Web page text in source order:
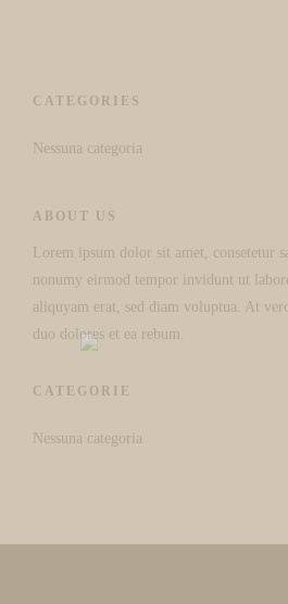
CATEGORIES
Nessuna categoria
ABOUT US
Lorem ipsum dolor sit amet, consetetur
nonumy eirmod tempor invidunt ut
aliquyam erat, sed diam voluptua. At
duo dolores et ea rebum.
CATEGORIE
Nessuna categoria